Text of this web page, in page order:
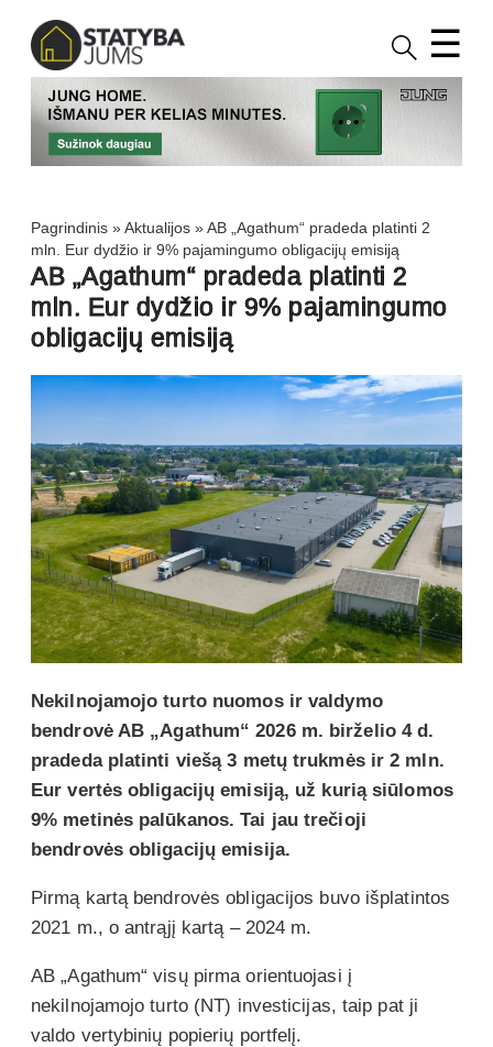
☰
Pagrindinis »Aktualijos »AB „Agathum“ pradeda platinti 2
mln. Eur dydžio ir 9% pajamingumo obligacijų emisiją
AB „Agathum“ pradeda platinti 2
mln. Eur dydžio ir 9% pajamingumo
obligacijų emisiją
Nekilnojamojo turto nuomos ir valdymo
bendrovė AB „Agathum“ 2026 m. birželio 4 d.
pradeda platinti viešą 3 metų trukmės ir 2 mln.
Eur vertės obligacijų emisiją, už kurią siūlomos
9% metinės palūkanos. Tai jau trečioji
bendrovės obligacijų emisija.
Pirmą kartą bendrovės obligacijos buvo išplatintos
2021 m., o antrąjį kartą – 2024 m.
AB „Agathum“ visų pirma orientuojasi į
nekilnojamojo turto (NT) investicijas, taip pat ji
valdo vertybinių popierių portfelį.